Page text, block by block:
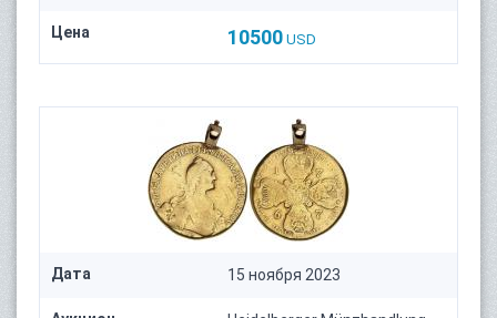
Цена 10500 USD
Дата 15 ноября 2023